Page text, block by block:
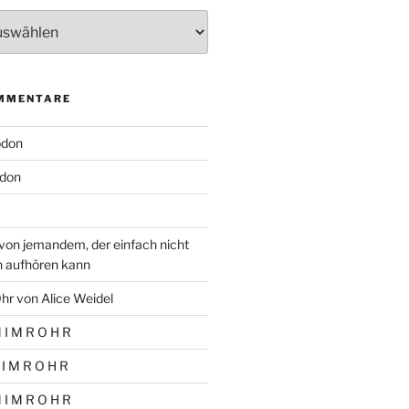
jemandem, der einfach nicht
aufhören kann
von Alice Weidel
I M R O H R
M R O H R
I M R O H R